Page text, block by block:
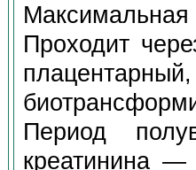
Проходит
Период
креатинина